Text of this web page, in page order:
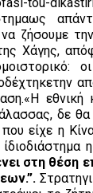
ζήσουμε
Χάγης,
δε
είχε η
στη θέση